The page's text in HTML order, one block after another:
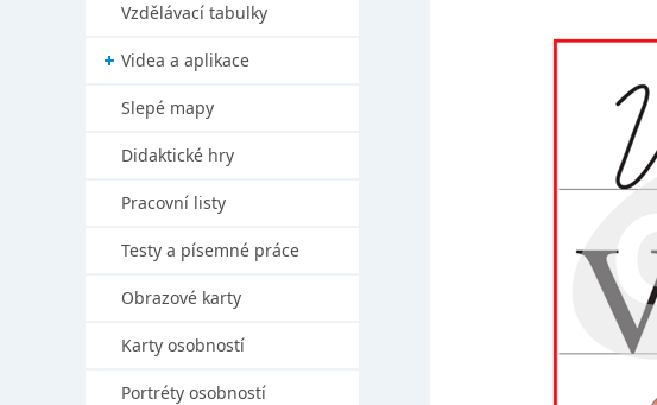
Vzdělávací tabulky
Videa a aplikace
Slepé mapy
Didaktické hry
Pracovní listy
Testy a písemné práce
Obrazové karty
Karty osobností
Portréty osobností